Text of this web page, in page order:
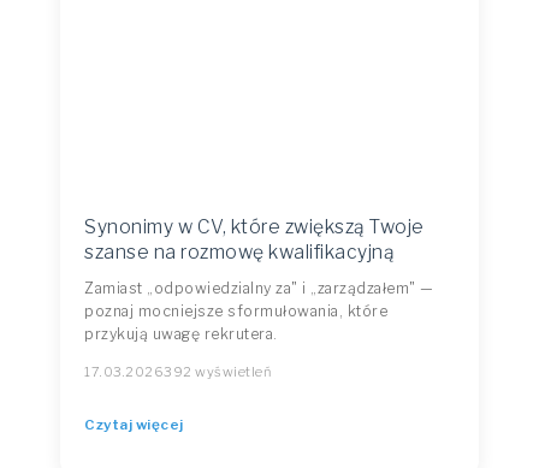
Synonimy w CV, które zwiększą Twoje
szanse na rozmowę kwalifikacyjną
Zamiast „odpowiedzialny za" i „zarządzałem" —
poznaj mocniejsze sformułowania, które
przykują uwagę rekrutera.
17.03.2026392 wyświetleń
Czytaj więcej